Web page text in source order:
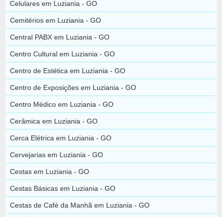
Celulares em Luziania - GO
Cemitérios em Luziania - GO
Central PABX em Luziania - GO
Centro Cultural em Luziania - GO
Centro de Estética em Luziania - GO
Centro de Exposições em Luziania - GO
Centro Médico em Luziania - GO
Cerâmica em Luziania - GO
Cerca Elétrica em Luziania - GO
Cervejarias em Luziania - GO
Cestas em Luziania - GO
Cestas Básicas em Luziania - GO
Cestas de Café da Manhã em Luziania - GO